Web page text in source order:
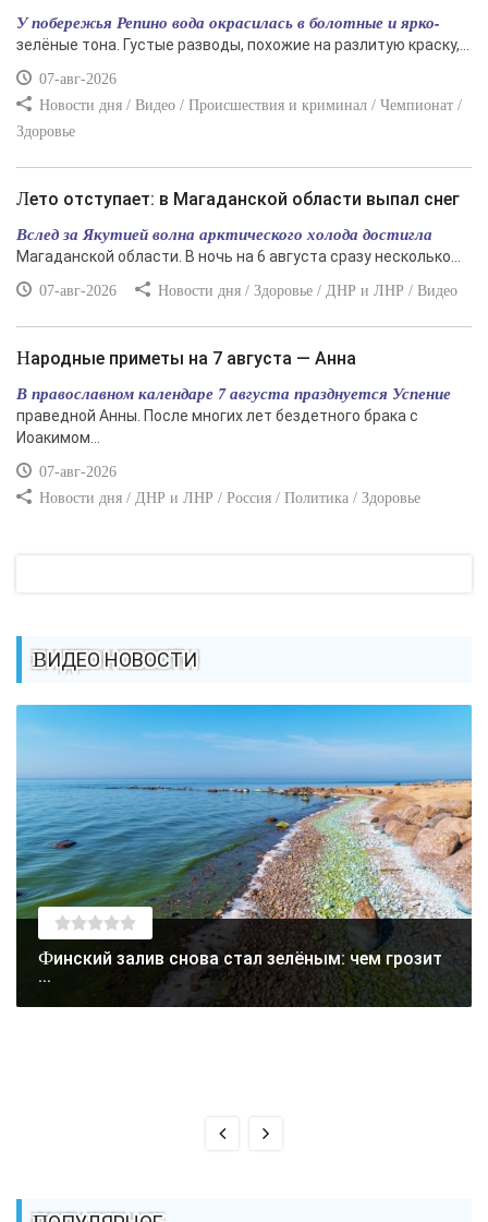
У побережья Репино вода окрасилась в болотные и ярко-
зелёные тона. Густые разводы, похожие на разлитую краску,...
07-авг-2026
Новости дня / Видео / Происшествия и криминал / Чемпионат /
Здоровье
Лето отступает: в Магаданской области выпал снег
Вслед за Якутией волна арктического холода достигла
Магаданской области. В ночь на 6 августа сразу несколько...
07-авг-2026 Новости дня / Здоровье / ДНР и ЛНР / Видео
Народные приметы на 7 августа — Анна
В православном календаре 7 августа празднуется Успение
праведной Анны. После многих лет бездетного брака с
Иоакимом...
07-авг-2026
Новости дня / ДНР и ЛНР / Россия / Политика / Здоровье
ВИДЕО НОВОСТИ
Финский залив снова стал зелёным: чем грозит
...